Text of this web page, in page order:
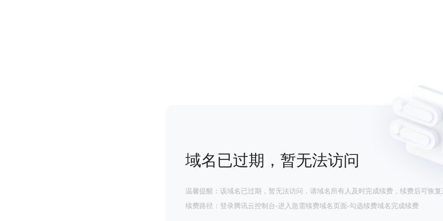
域名已过期，暂无法访问
温馨提醒：该域名已过期，暂无法访问，请域名所有人及时完成续费，续费后可恢复
续费路径：登录腾讯云控制台-进入急需续费域名页面-勾选续费域名完成续费